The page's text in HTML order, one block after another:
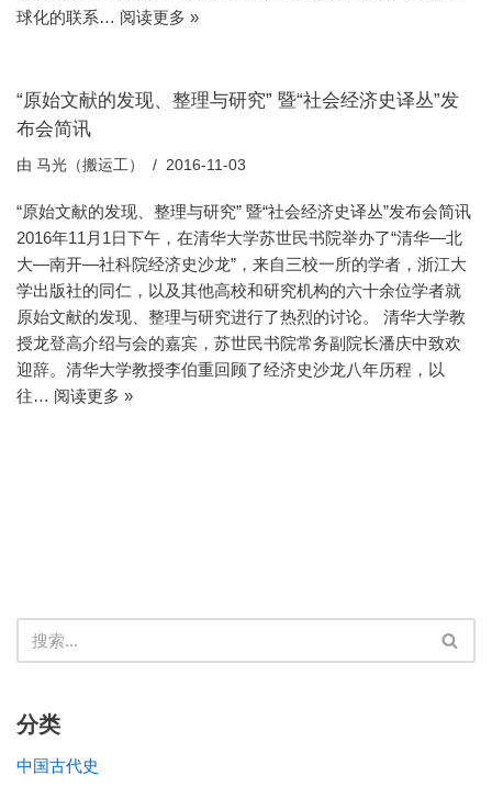
球化的联系… 阅读更多 »
“原始文献的发现、整理与研究” 暨“社会经济史译丛”发
布会简讯
由 马光（搬运工） 2016-11-03
“原始文献的发现、整理与研究” 暨“社会经济史译丛”发布会简讯
2016年11月1日下午，在清华大学苏世民书院举办了“清华—北
大—南开—社科院经济史沙龙”，来自三校一所的学者，浙江大
学出版社的同仁，以及其他高校和研究机构的六十余位学者就
原始文献的发现、整理与研究进行了热烈的讨论。 清华大学教
授龙登高介绍与会的嘉宾，苏世民书院常务副院长潘庆中致欢
迎辞。清华大学教授李伯重回顾了经济史沙龙八年历程，以
往… 阅读更多 »
分类
中国古代史